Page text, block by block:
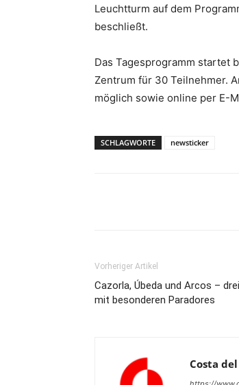
Leuchtturm auf dem
beschließt.
Das Tagesprogramm startet
Zentrum für 30 Teilnehmer.
möglich sowie online per E-
SCHLAGWORTE newsticker
Vorheriger Artikel
Cazorla, Úbeda und Arcos –
mit besonderen Paradores
Costa